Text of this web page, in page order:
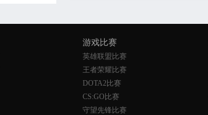
游戏比赛
英雄联盟比赛
王者荣耀比赛
DOTA2比赛
CS:GO比赛
守望先锋比赛